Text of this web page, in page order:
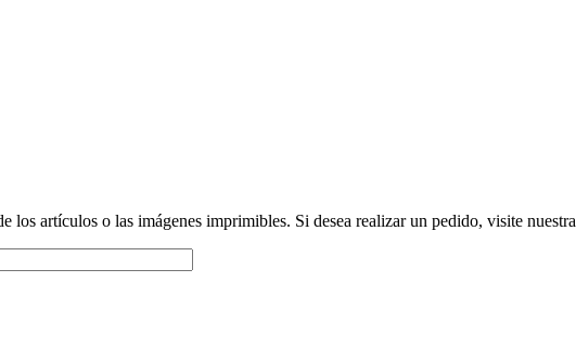
los artículos o las imágenes imprimibles. Si desea realizar un pedido, visite nuestra